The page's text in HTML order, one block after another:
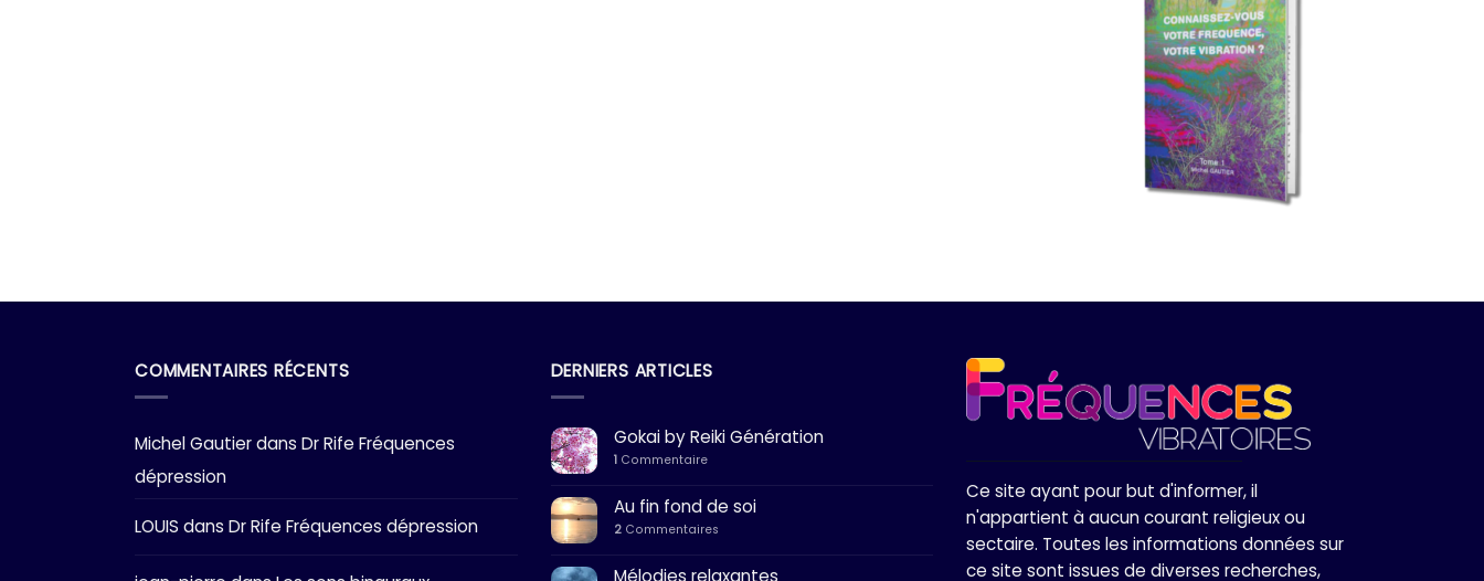
COMMENTAIRES RÉCENTS
Michel Gautierdans Dr Rife Fréquences
dépression
LOUIS dans Dr Rife Fréquences dépression
DERNIERS ARTICLES
Gokai by Reiki Génération
1Commentaire
Au fin fond de soi
2Commentaires
Mélodies relaxantes
Ce site ayant pour but d'informer, il
n'appartient à aucun courant religieux ou
sectaire. Toutes les informations données sur
ce site sont issues de diverses recherches,